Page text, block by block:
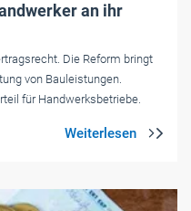
an ihr
Die Reform bringt
von Bauleistungen.
für Handwerksbetriebe.